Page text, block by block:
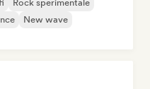
Rock sperimentale
New wave